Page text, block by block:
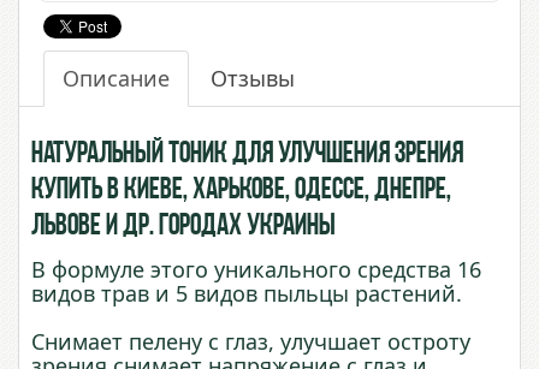
Описание Отзывы
Натуральный тоник для улучшения зрения
купить в Киеве, Харькове, Одессе, Днепре,
Львове и др. городах Украины
В формуле этого уникального средства 16
видов трав и 5 видов пыльцы растений.
Снимает пелену с глаз, улучшает остроту